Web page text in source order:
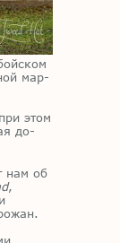
мар­
этом
до­
нам об
,